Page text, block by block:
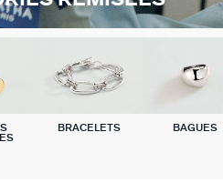
BRACELETS BAGUES